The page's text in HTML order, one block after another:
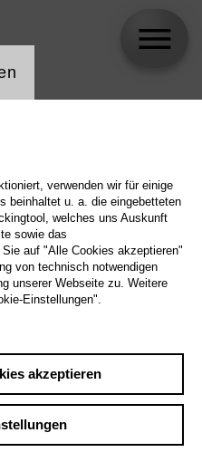
Nixon in China
Tickets
verwenden wir für einige
beinhaltet u. a. die eingebetteten
welches uns Auskunft
sowie das
auf "Alle Cookies akzeptieren"
von technisch notwendigen
unserer Webseite zu. Weitere
Einstellungen".
akzeptieren